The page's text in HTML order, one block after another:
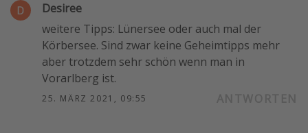
Desiree
weitere Tipps: Lünersee oder auch mal der
Körbersee. Sind zwar keine Geheimtipps mehr
aber trotzdem sehr schön wenn man in
Vorarlberg ist.
25. MÄRZ 2021, 09:55